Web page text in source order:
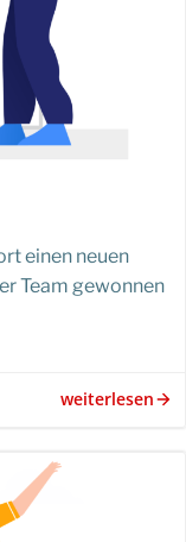
einen neuen
Team gewonnen
weiterlesen